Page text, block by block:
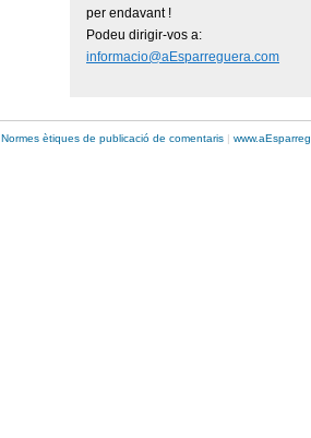
per endavant !
Podeu dirigir-vos a:
informacio@aEsparreguera.com
Normes ètiques de publicació de comentaris | www.